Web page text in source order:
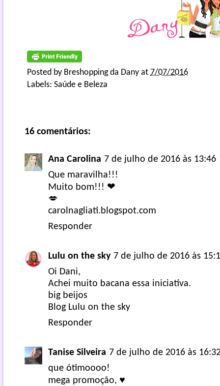
Posted by Breshopping da Dany at 7/07/2016
Labels: Saúde e Beleza
16 comentários:
Ana Carolina 7 de julho de 2016 às 13:46
Que maravilha!!!
Muito bom!!! ❤
💋
carolnagliati.blogspot.com
Responder
Lulu on the sky 7 de julho de 2016 às
Oi Dani,
Achei muito bacana essa iniciativa.
big beijos
Blog Lulu on the sky
Responder
Tanise Silveira 7 de julho de 2016 às
que ótimoooo!
mega promoção, ♥